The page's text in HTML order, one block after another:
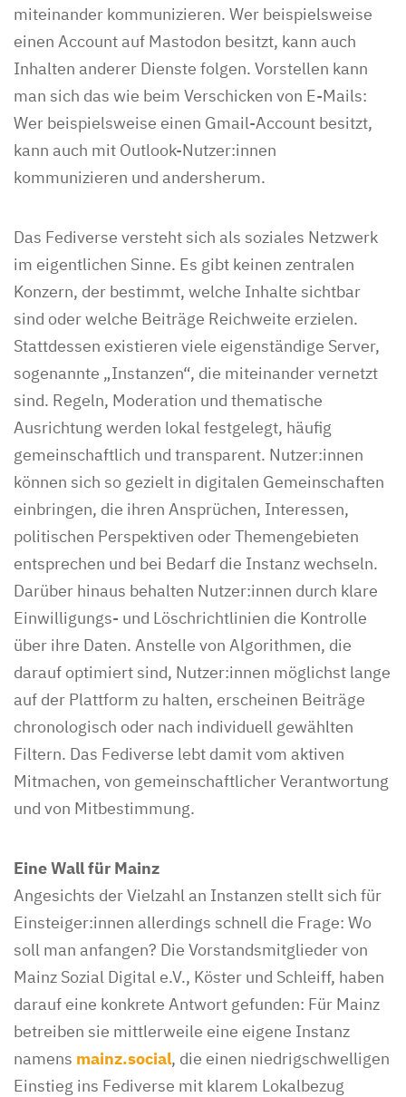
miteinander kommunizieren. Wer beispielsweise
einen Account auf Mastodon besitzt, kann auch
Inhalten anderer Dienste folgen. Vorstellen kann
man sich das wie beim Verschicken von E-Mails:
Wer beispielsweise einen Gmail-Account besitzt,
kann auch mit Outlook-Nutzer:innen
kommunizieren und andersherum.
Das Fediverse versteht sich als soziales Netzwerk
im eigentlichen Sinne. Es gibt keinen zentralen
Konzern, der bestimmt, welche Inhalte sichtbar
sind oder welche Beiträge Reichweite erzielen.
Stattdessen existieren viele eigenständige Server,
sogenannte „Instanzen“, die miteinander vernetzt
sind. Regeln, Moderation und thematische
Ausrichtung werden lokal festgelegt, häufig
gemeinschaftlich und transparent. Nutzer:innen
können sich so gezielt in digitalen Gemeinschaften
einbringen, die ihren Ansprüchen, Interessen,
politischen Perspektiven oder Themengebieten
entsprechen und bei Bedarf die Instanz wechseln.
Darüber hinaus behalten Nutzer:innen durch klare
Einwilligungs- und Löschrichtlinien die Kontrolle
über ihre Daten. Anstelle von Algorithmen, die
darauf optimiert sind, Nutzer:innen möglichst lange
auf der Plattform zu halten, erscheinen Beiträge
chronologisch oder nach individuell gewählten
Filtern. Das Fediverse lebt damit vom aktiven
Mitmachen, von gemeinschaftlicher Verantwortung
und von Mitbestimmung.
Eine Wall für Mainz
Angesichts der Vielzahl an Instanzen stellt sich für
Einsteiger:innen allerdings schnell die Frage: Wo
soll man anfangen? Die Vorstandsmitglieder von
Mainz Sozial Digital e.V., Köster und Schleiff, haben
darauf eine konkrete Antwort gefunden: Für Mainz
betreiben sie mittlerweile eine eigene Instanz
namens mainz.social, die einen niedrigschwelligen
Einstieg ins Fediverse mit klarem Lokalbezug